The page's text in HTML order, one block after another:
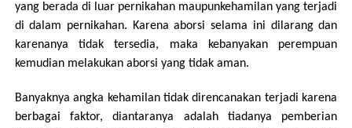
yang berada di luar pernikahan maupunkehamilan yang terjadi
di dalam pernikahan. Karena aborsi selama ini dilarang dan
karenanya tidak tersedia, maka kebanyakan perempuan
kemudian melakukan aborsi yang tidak aman.
Banyaknya angka kehamilan tidak direncanakan terjadi karena
berbagai faktor, diantaranya adalah tiadanya pemberian